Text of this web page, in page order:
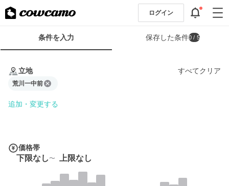
ログイン
条
条件を入力 保存した条件0 / 5
立地 すべてクリア
荒川一中前
追加・変更する
価格帯
下限なし 上限なし